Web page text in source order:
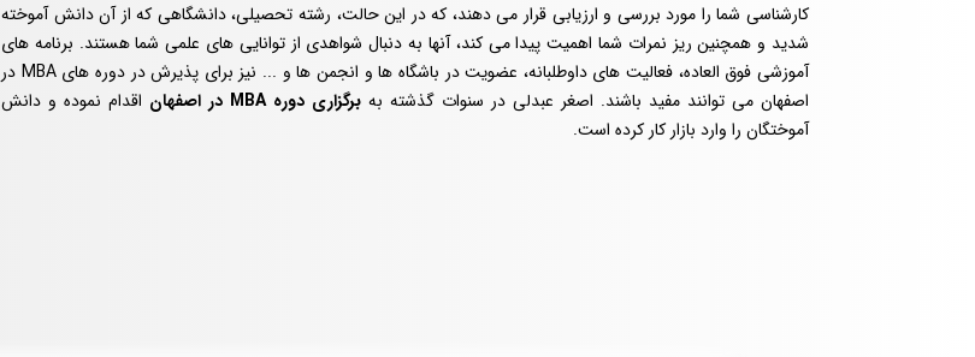
کارشناسی شما را مورد بررسی و ارزیابی قرار می‌ دهند، که در این حالت، رشته تحصیلی، دانشگاهی که از آن دانش آموخته
شدید و همچنین ریز نمرات شما اهمیت پیدا می ‌کند، آنها به دنبال شواهدی از توانایی ‌های علمی شما هستند. برنامه ‌های
آموزشی فوق ‌العاده، فعالیت های داوطلبانه، عضویت در باشگاه ها و انجمن ‌ها و ... نیز برای پذیرش در دوره های MBA در
اصفهان می ‌توانند مفید باشند. اصغر عبدلی در سنوات گذشته به برگزاری دوره MBA در اصفهان
اقدام نموده و دانش
آموختگان را وارد بازار کار کرده است.